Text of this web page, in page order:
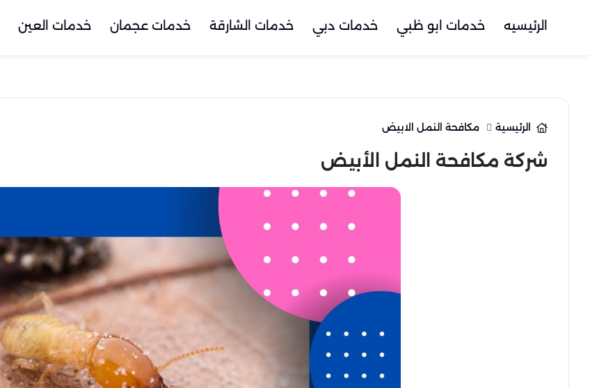
الرئيسيه خدمات ابو ظبي خدمات دبي خدمات الشارقة خدمات عجمان خدمات العين
الرئيسية مكافحة النمل الابيض
شركة مكافحة النمل الأبيض